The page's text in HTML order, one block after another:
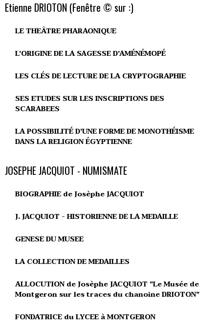
Etienne DRIOTON (Fenêtre © sur :)
LE THEÂTRE PHARAONIQUE
L'ORIGINE DE LA SAGESSE D'AMÉNÉMOPÉ
LES CLÉS DE LECTURE DE LA CRYPTOGRAPHIE
SES ETUDES SUR LES INSCRIPTIONS DES
SCARABEES
LA POSSIBILITÉ D'UNE FORME DE MONOTHÉISME
DANS LA RELIGION ÉGYPTIENNE
JOSEPHE JACQUIOT - NUMISMATE
BIOGRAPHIE de Josèphe JACQUIOT
J. JACQUIOT - HISTORIENNE DE LA MEDAILLE
GENESE DU MUSEE
LA COLLECTION DE MEDAILLES
ALLOCUTION de Josèphe JACQUIOT "Le Musée de
Montgeron sur les traces du chanoine DRIOTON"
FONDATRICE du LYCEE à MONTGERON